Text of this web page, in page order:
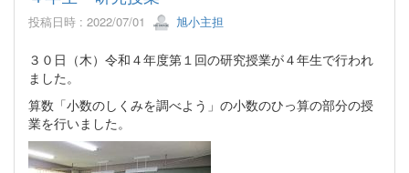
投稿日時 : 2022/07/01 旭小主担
３０日（木）令和４年度第１回の研究授業が４年生で行われ
ました。
算数「小数のしくみを調べよう」の小数のひっ算の部分の授
業を行いました。